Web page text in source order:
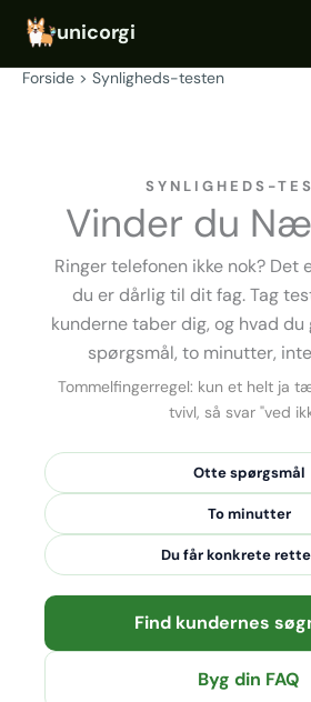
indholdet
Forside Synligheds-testen
SYNLIGHEDS-
Vinder du
Ringer telefonen ikke nok?
du er dårlig til dit fag. Tag
kunderne taber dig, og hvad
spørgsmål, to minutter,
Tommelfingerregel: kun et helt ja
tvivl, så svar "ved
Otte spørgsmål
To minutter
Du får konkrete
Find kundernes
Byg din FAQ